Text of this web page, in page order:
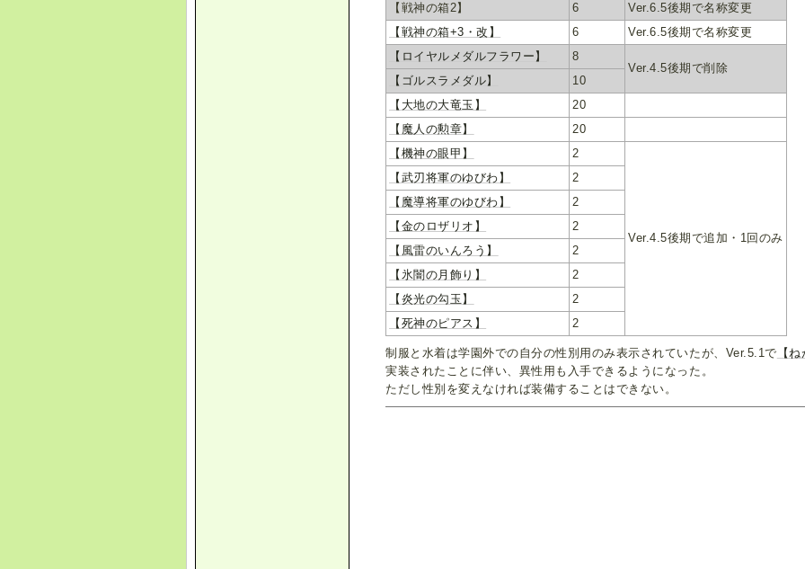
【戦神の箱2】
6
Ver.6.5後期で名称変更
【戦神の箱+3・改】
6
Ver.6.5後期で名称変更
【ロイヤルメダルフラワー】
8
Ver.4.5後期で削除
【ゴルスラメダル】
10
【大地の大竜玉】
20
【魔人の勲章】
20
【機神の眼甲】
2
Ver.4.5後期で追加・1回のみ
【武刃将軍のゆびわ】
2
【魔導将軍のゆびわ】
2
【金のロザリオ】
2
【風雷のいんろう】
2
【氷闇の月飾り】
2
【炎光の勾玉】
2
【死神のピアス】
2
制服と水着は学園外での自分の性別用のみ表示されていたが、Ver.5.1で 【
実装されたことに伴い、異性用も入手できるようになった。
ただし性別を変えなければ装備することはできない。